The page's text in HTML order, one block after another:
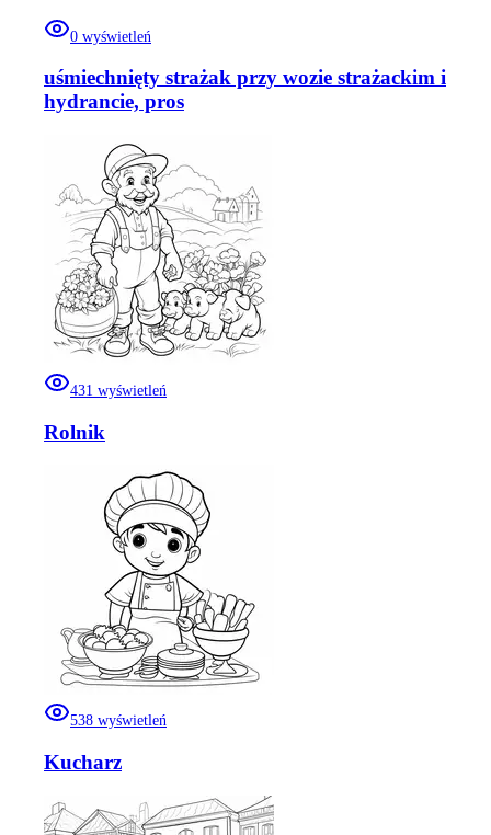
0 wyświetleń
uśmiechnięty strażak przy wozie strażackim i
hydrancie, pros
431 wyświetleń
Rolnik
538 wyświetleń
Kucharz